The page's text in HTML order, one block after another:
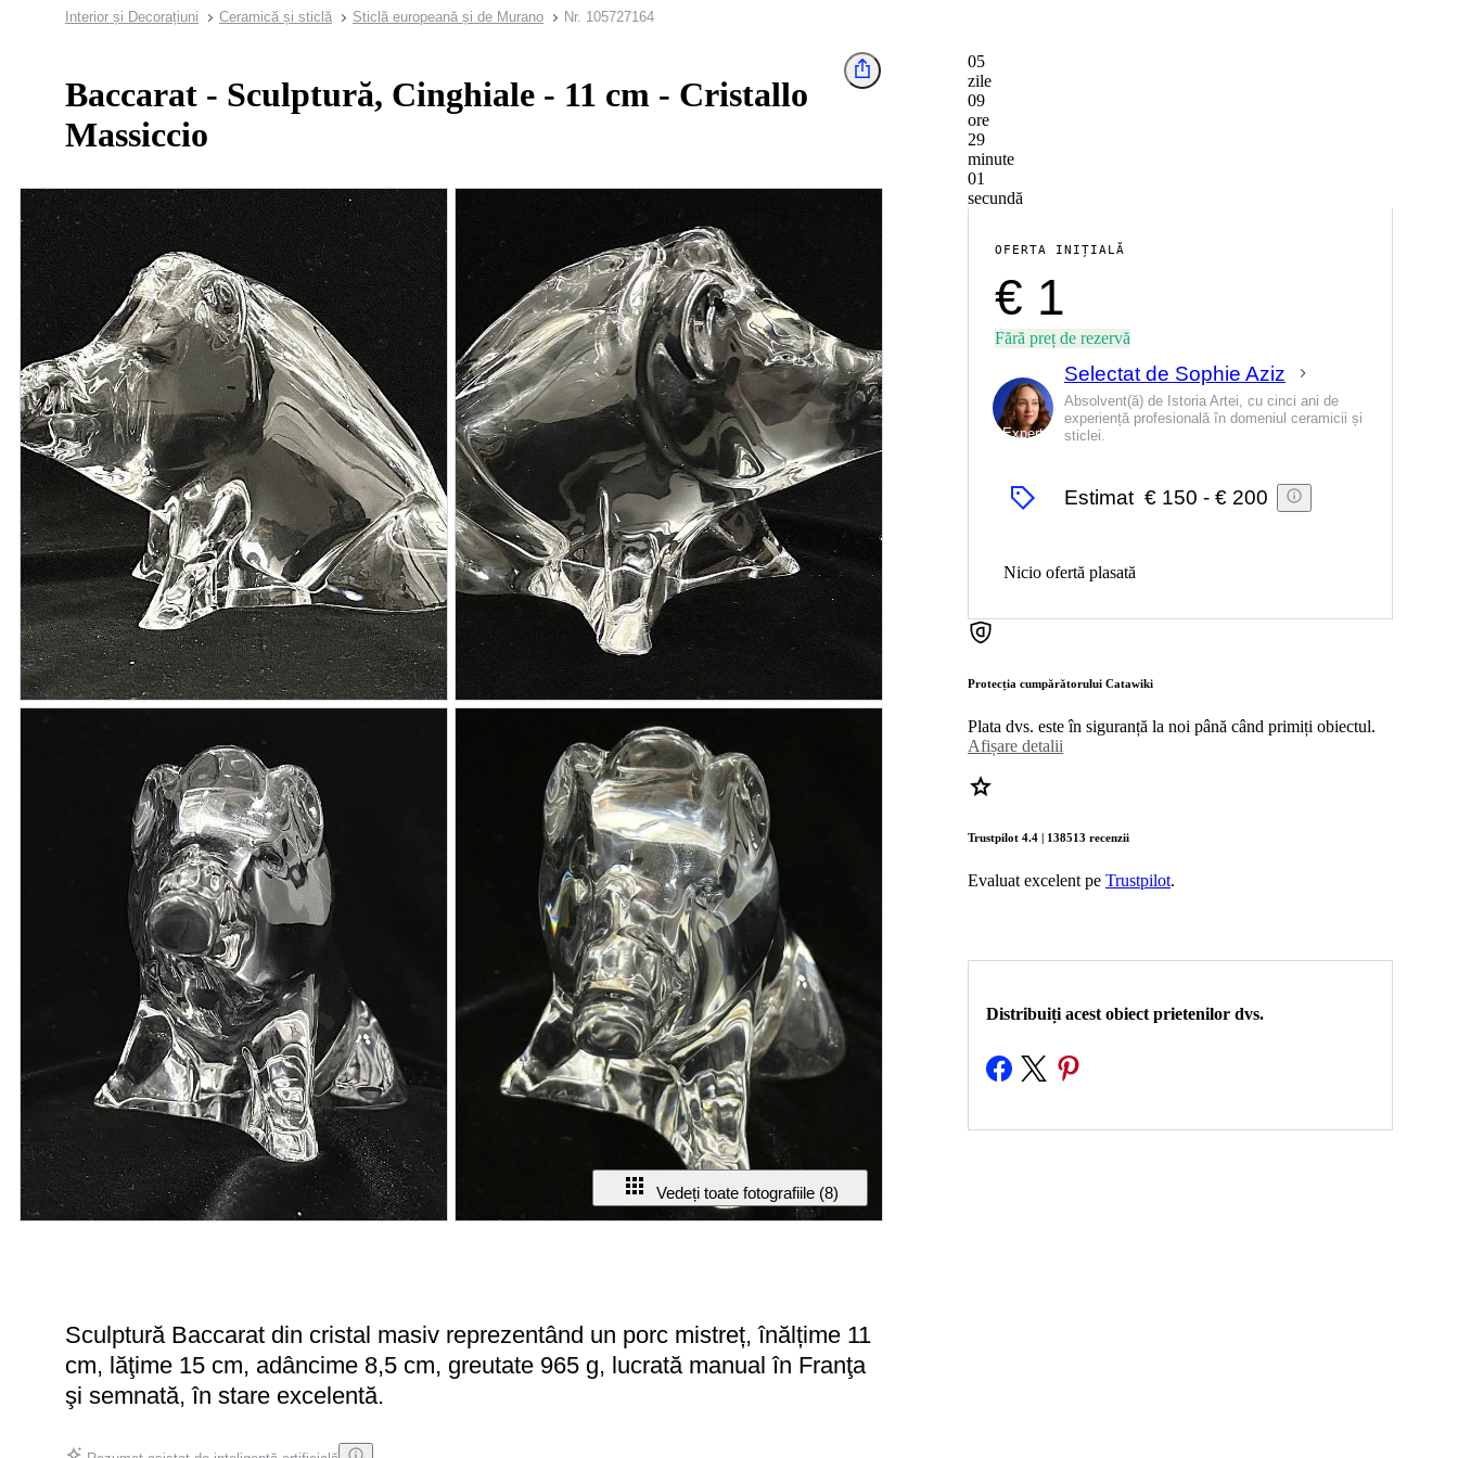
Interior și Decorațiuni Ceramică și sticlă Sticlă europeană și de Murano Nr. 105727164
Baccarat - Sculptură, Cinghiale - 11 cm - Cristallo
Massiccio
Vedeți toate fotografiile (8)
05
zile
09
ore
29
minute
01
secundă
OFERTA INIȚIALĂ
€ 1
Fără preț de rezervă
Expert
Selectat de Sophie Aziz
Absolvent(ă) de Istoria Artei, cu cinci ani de
experiență profesională în domeniul ceramicii și
sticlei.
Estimat € 150 - € 200
Nicio ofertă plasată
Protecția cumpărătorului Catawiki
Plata dvs. este în siguranță la noi până când primiți obiectul.
Afișare detalii
Trustpilot 4.4 | 138513 recenzii
Evaluat excelent pe Trustpilot.
Distribuiți acest obiect prietenilor dvs.
Sculptură Baccarat din cristal masiv reprezentând un porc mistreț, înălțime 11
cm, lăţime 15 cm, adâncime 8,5 cm, greutate 965 g, lucrată manual în Franţa
şi semnată, în stare excelentă.